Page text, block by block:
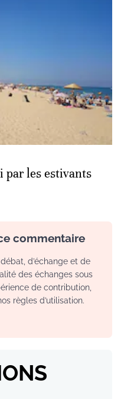
par les estivants
commentaire
d’échange et de
des échanges sous
de contribution,
règles d’utilisation.